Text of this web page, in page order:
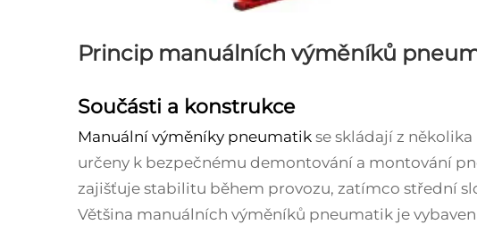
Princip manuálních výměníků
Součásti a konstrukce
Manuální výměníky pneumatik se skládají z
určeny k bezpečnému demontování a montování
zajišťuje stabilitu během provozu, zatímco střední
Většina manuálních výměníků pneumatik je